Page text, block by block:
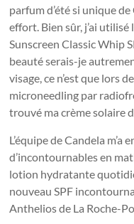
parfum d’été si unique de
effort. Bien sûr, j’ai
Sunscreen Classic Whip
beauté serais-je
visage, ce n’est que lors
microneedling par
trouvé ma crème solaire
L’équipe de Candela m’a
d’incontournables en
lotion hydratante
nouveau SPF
Anthelios de La Roche-